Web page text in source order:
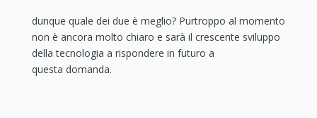
dunque quale dei due è meglio? Purtroppo al momento
non è ancora molto chiaro e sarà il crescente sviluppo
della tecnologia a rispondere in futuro a
questa domanda.